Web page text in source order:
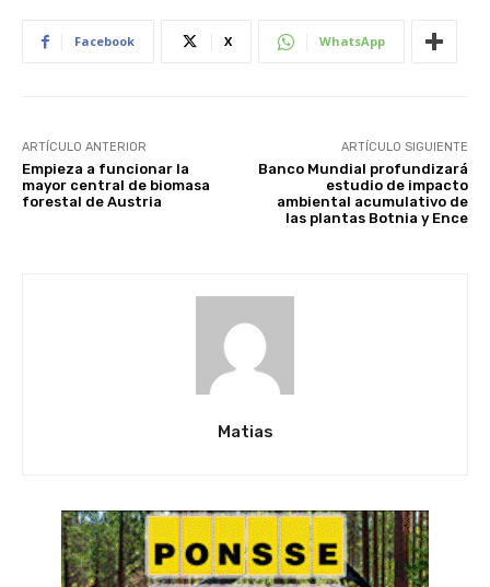
Facebook X WhatsApp
ARTÍCULO ANTERIOR
Empieza a funcionar la
mayor central de biomasa
forestal de Austria
ARTÍCULO SIGUIENTE
Banco Mundial profundizará
estudio de impacto
ambiental acumulativo de
las plantas Botnia y Ence
Matias